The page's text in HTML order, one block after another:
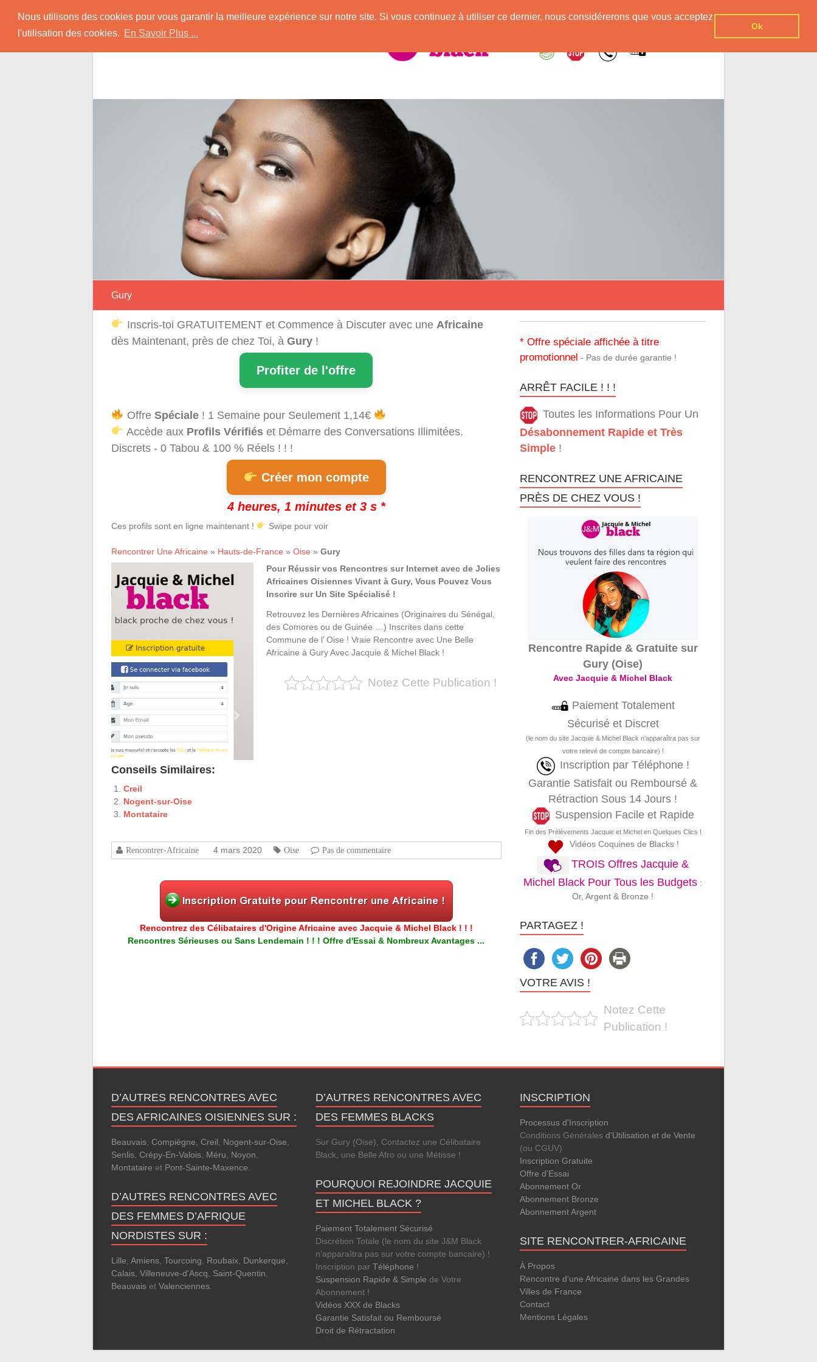
Nous utilisons des cookies pour vous garantir la meilleure expérience sur notre site. Si vous continuez à utiliser ce dernier, nous considérerons que vous acceptez
l'utilisation des cookies. En Savoir Plus ...
Ok
content
Rencontrer-Africaine
Conseils et Infos pour la Rencontre d'une Belle Africaine !
Gury
Inscris-toi GRATUITEMENT et Commence à Discuter avec une Africaine
dès Maintenant, près de chez Toi, à Gury !
Profiter de l'offre
Offre Spéciale! 1 Semaine pour Seulement 1,14€
Accède aux Profils Vérifiéset Démarre des Conversations Illimitées.
Discrets - 0 Tabou & 100 % Réels ! ! !
Créer mon compte
4 heures, 1 minutes et 3 s *
Ces profils sont en ligne maintenant ! Swipe pour voir
Rencontrer Une Africaine » Hauts-de-France » Oise » Gury
Pour Réussir vos Rencontres sur Internet avec de Jolies
Africaines Oisiennes Vivant à Gury, Vous Pouvez Vous
Inscrire sur Un Site Spécialisé !
Retrouvez les Dernières Africaines (Originaires du Sénégal,
des Comores ou de Guinée …) Inscrites dans cette
Commune de l’ Oise ! Vraie Rencontre avec Une Belle
Africaine à Gury Avec Jacquie & Michel Black !
Notez Cette Publication !
Conseils Similaires:
Creil
Nogent-sur-Oise
Montataire
Rencontrer-Africaine 4 mars 2020 Oise Pas de commentaire
Rencontrez des Célibataires d'Origine Africaine avec Jacquie & Michel Black ! ! !
Rencontres Sérieuses ou Sans Lendemain ! ! ! Offre d'Essai & Nombreux Avantages ...
* Offre spéciale affichée à titre
promotionnel - Pas de durée garantie !
ARRÊT FACILE ! ! !
Toutes les Informations Pour Un
Désabonnement Rapide et Très
Simple !
RENCONTREZ UNE AFRICAINE
PRÈS DE CHEZ VOUS !
Rencontre Rapide & Gratuite sur
Gury (Oise)
Avec Jacquie & Michel Black
Paiement Totalement
Sécurisé et Discret
(le nom du site Jacquie & Michel Black n’apparaîtra pas sur
votre relevé de compte bancaire) !
Inscription par Téléphone !
Garantie Satisfait ou Remboursé &
Rétraction Sous 14 Jours !
Suspension Facile et Rapide
Fin des Prélèvements Jacquie et Michel en Quelques Clics !
Vidéos Coquines de Blacks !
TROIS Offres Jacquie &
Michel Black Pour Tous les Budgets :
Or, Argent & Bronze !
PARTAGEZ !
VOTRE AVIS !
Notez Cette
Publication !
D’AUTRES RENCONTRES AVEC
DES AFRICAINES OISIENNES SUR :
Beauvais Compiègne Creil Nogent-sur-Oise
Senlis Crépy-En-Valois Méru Noyon
Montataire et Pont-Sainte-Maxence
D’AUTRES RENCONTRES AVEC
DES FEMMES D’AFRIQUE
NORDISTES SUR :
Lille Amiens Tourcoing Roubaix Dunkerque
Calais Villeneuve-d'Ascq Saint-Quentin
Beauvais et Valenciennes
D’AUTRES RENCONTRES AVEC
DES FEMMES BLACKS
Sur Gury (Oise), Contactez une Célibataire
Black, une Belle Afro ou une Métisse !
POURQUOI REJOINDRE JACQUIE
ET MICHEL BLACK ?
Paiement Totalement Sécurisé
Discrétion Totale (le nom du site J&M Black
n’apparaîtra pas sur votre compte bancaire) !
Inscription par Téléphone !
Suspension Rapide & Simple de Votre
Abonnement !
Vidéos XXX de Blacks
Garantie Satisfait ou Remboursé
Droit de Rétractation
INSCRIPTION
Processus d'Inscription
Conditions Générales d'Utilisation et de Vente
(ou CGUV)
Inscription Gratuite
Offre d'Essai
Abonnement Or
Abonnement Bronze
Abonnement Argent
SITE RENCONTRER-AFRICAINE
À Propos
Rencontre d'une Africaine dans les Grandes
Villes de France
Contact
Mentions Légales